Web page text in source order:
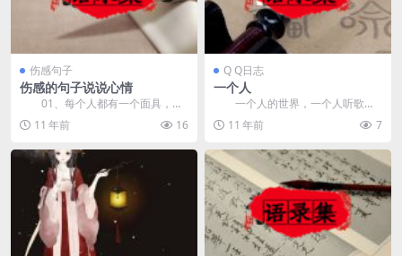
伤感句子
伤感的句子说说心情
01、每个人都有一个面具，伪
装只是为了掩饰哀伤！ 02、
有...11 年前 16
Q Q日志
一个人
一个人的世界，一个人听歌，
一个人听广播，一个人走路，一个
人喝茶，一个人难过，...
11 年前 7